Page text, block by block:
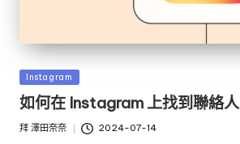
發
佈
於
Instagram
如何在 Instagram 上找到聯絡人
發
拜 澤田奈奈 2024-07-14